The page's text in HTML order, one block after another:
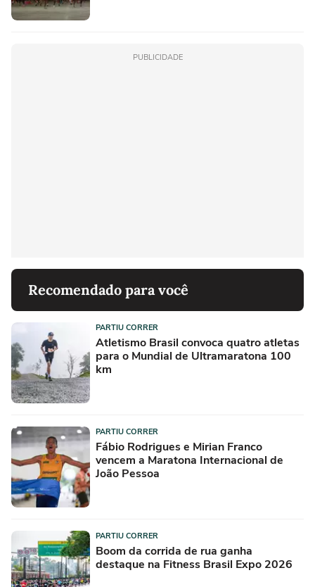
PUBLICIDADE
Recomendado para você
PARTIU CORRER
Atletismo Brasil convoca quatro atletas
para o Mundial de Ultramaratona 100
km
PARTIU CORRER
Fábio Rodrigues e Mirian Franco
vencem a Maratona Internacional de
João Pessoa
PARTIU CORRER
Boom da corrida de rua ganha
destaque na Fitness Brasil Expo 2026